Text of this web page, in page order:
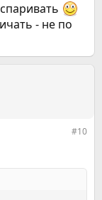
- не по
#10